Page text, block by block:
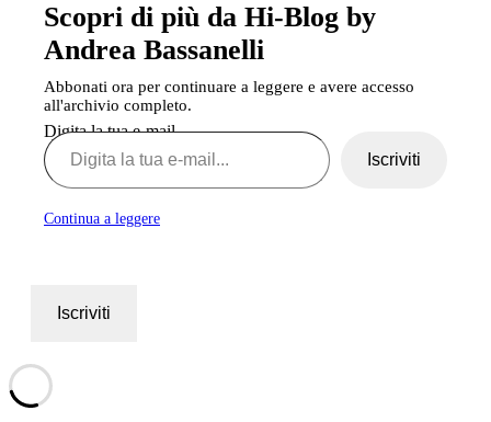
Scopri di più da Hi-Blog by
Andrea Bassanelli
Abbonati ora per continuare a leggere e avere accesso
all'archivio completo.
Digita la tua e-mail...
Iscriviti
Continua a leggere
Iscriviti